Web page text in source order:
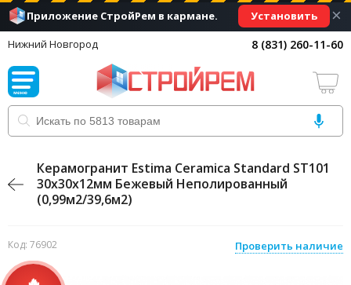
Приложение СтройРем в кармане. Установить ×
Нижний Новгород 8 (831) 260-11-60
Керамогранит Estima Ceramica Standard ST101
30x30x12мм Бежевый Неполированный
(0,99м2/39,6м2)
Код: 76902 Проверить наличие